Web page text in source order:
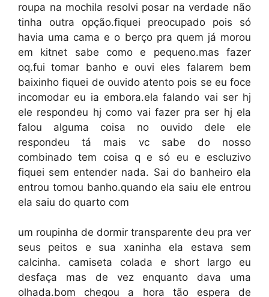
roupa na mochila resolvi posar na verdade não
tinha outra opção.fiquei preocupado pois só
havia uma cama e o berço pra quem já morou
em kitnet sabe como e pequeno.mas fazer
oq.fui tomar banho e ouvi eles falarem bem
baixinho fiquei de ouvido atento pois se eu foce
incomodar eu ia embora.ela falando vai ser hj
ele respondeu hj como vai fazer pra ser hj ela
falou alguma coisa no ouvido dele ele
respondeu tá mais vc sabe do nosso
combinado tem coisa q e só eu e escluzivo
fiquei sem entender nada. Sai do banheiro ela
entrou tomou banho.quando ela saiu ele entrou
ela saiu do quarto com
um roupinha de dormir transparente deu pra ver
seus peitos e sua xaninha ela estava sem
calcinha. camiseta colada e short largo eu
desfaça mas de vez enquanto dava uma
olhada.bom chegou a hora tão espera de